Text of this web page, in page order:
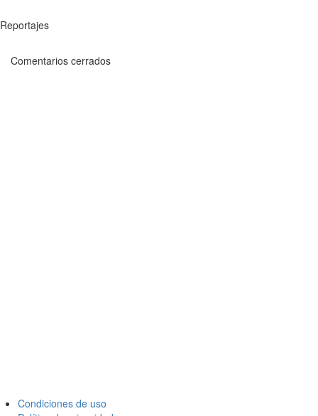
Reportajes
Comentarios cerrados
Condiciones de uso